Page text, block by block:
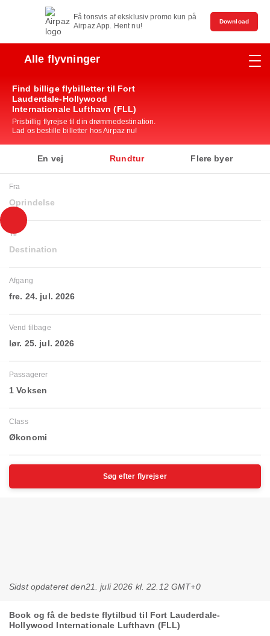
Få tonsvis af eksklusiv promo kun på
Airpaz App. Hent nu!
Download
Alle flyvninger
Find billige flybilletter til Fort
Lauderdale-Hollywood
Internationale Lufthavn (FLL)
Prisbillig flyrejse til din drømmedestination.
Lad os bestille billetter hos Airpaz nu!
En vej Rundtur Flere byer
Fra
Oprindelse
Til
Destination
Afgang
fre. 24. jul. 2026
Vend tilbage
lør. 25. jul. 2026
Passagerer
1 Voksen
Class
Økonomi
Søg efter flyrejser
Sidst opdateret den21. juli 2026 kl. 22.12 GMT+0
Book og få de bedste flytilbud til Fort Lauderdale-
Hollywood Internationale Lufthavn (FLL)